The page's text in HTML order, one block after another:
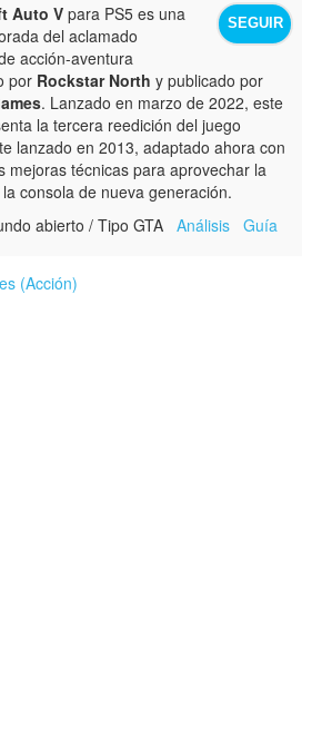
SEGUIR
Auto V para PS5 es una
del aclamado
acción-aventura
por Rockstar North y publicado por
. Lanzado en marzo de 2022, este
la tercera reedición del juego
lanzado en 2013, adaptado ahora con
mejoras técnicas para aprovechar la
consola de nueva generación.
abierto / Tipo GTAAnálisis Guía
(Acción)